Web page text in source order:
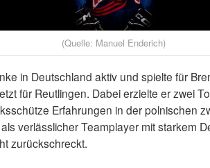
(Quelle: Manuel Enderich)
in Deutschland aktiv und spielte für
für Reutlingen. Dabei erzielte er zwei
Erfahrungen in der polnischen
verlässlicher Teamplayer mit starkem
zurückschreckt.